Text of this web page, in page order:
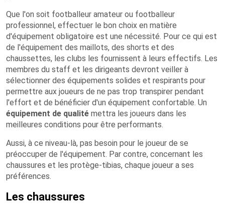
Que l'on soit footballeur amateur ou footballeur
professionnel, effectuer le bon choix en matière
d'équipement obligatoire est une nécessité. Pour ce qui est
de l'équipement des maillots, des shorts et des
chaussettes, les clubs les fournissent à leurs effectifs. Les
membres du staff et les dirigeants devront veiller à
sélectionner des équipements solides et respirants pour
permettre aux joueurs de ne pas trop transpirer pendant
l'effort et de bénéficier d'un équipement confortable. Un
équipement de qualité mettra les joueurs dans les
meilleures conditions pour être performants.
Aussi, à ce niveau-là, pas besoin pour le joueur de se
préoccuper de l'équipement. Par contre, concernant les
chaussures et les protège-tibias, chaque joueur a ses
préférences.
Les chaussures